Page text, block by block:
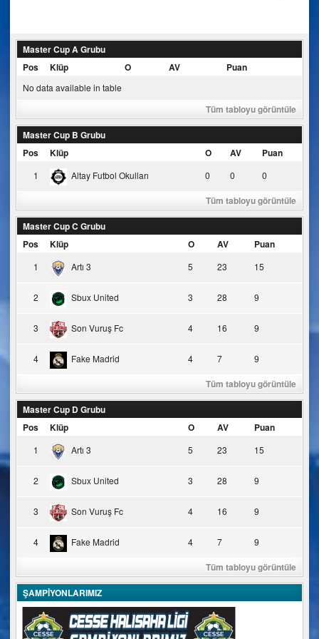
Master Cup A Grubu
Pos
Klüp O AV Puan
No data available in table
Tüm tabloyu görüntüle
Master Cup B Grubu
Pos
Klüp O AV Puan
1 Altay Futbol Okulları 0 0 0
Tüm tabloyu görüntüle
Master Cup C Grubu
Pos
Klüp O AV Puan
1 Artı 3 5 23 15
2 Sbux United 3 28 9
3 Son Vuruş Fc 4 16 9
4 Fake Madrid 4 7 9
Tüm tabloyu görüntüle
Master Cup D Grubu
Pos
Klüp O AV Puan
1 Artı 3 5 23 15
2 Sbux United 3 28 9
3 Son Vuruş Fc 4 16 9
4 Fake Madrid 4 7 9
Tüm tabloyu görüntüle
ŞAMPİYONLARIMIZ